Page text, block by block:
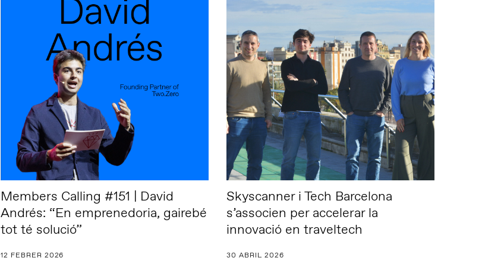
Members Calling #151 | David
Andrés: “En emprenedoria, gairebé
tot té solució”
12 FEBRER 2026
Skyscanner i Tech Barcelona
s’associen per accelerar la
innovació en traveltech
30 ABRIL 2026